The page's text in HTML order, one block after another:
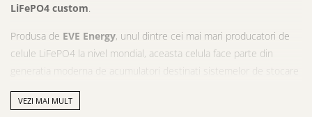
LiFePO4 custom.
Produsa de EVE Energy, unul dintre cei mai mari producatori de
celule LiFePO4 la nivel mondial, aceasta celula face parte din
generatia moderna de acumulatori destinati sistemelor de stocare
energie rezidentiale si industriale.
VEZI MAI MULT